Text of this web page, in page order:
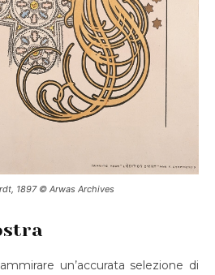
1897 © Arwas Archives
un’accurata selezione di